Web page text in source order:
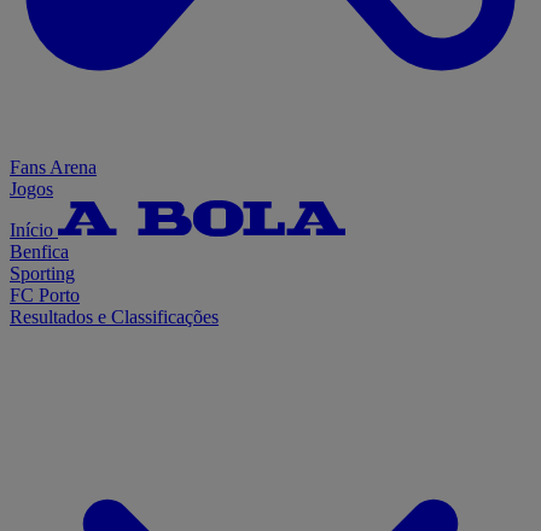
Fans Arena
Jogos
Início
Benfica
Sporting
FC Porto
Resultados e Classificações